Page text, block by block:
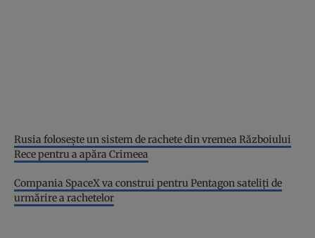
Rusia folosește un sistem de rachete din vremea Războiului
Rece pentru a apăra Crimeea
Compania SpaceX va construi pentru Pentagon sateliți de
urmărire a rachetelor